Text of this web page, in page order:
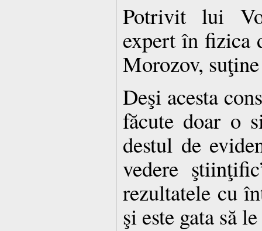
Potrivit lui
expert în fizica
Morozov,
Deşi acesta
făcute doar o
destul de
vedere
rezultatele cu
şi este gata să